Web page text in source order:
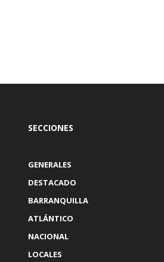
SECCIONES
GENERALES
DESTACADO
BARRANQUILLA
ATLÁNTICO
NACIONAL
LOCALES